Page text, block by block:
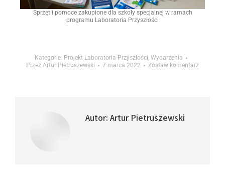
Sprzęt i pomoce zakupione dla szkoły specjalnej w ramach
programu Laboratoria Przyszłości
Kategorie: Projekt Laboratoria Przyszłości, Wydarzenia
Przez Artur Pietruszewski 7 marca 2022 Zostaw komentarz
Autor: Artur Pietruszewski